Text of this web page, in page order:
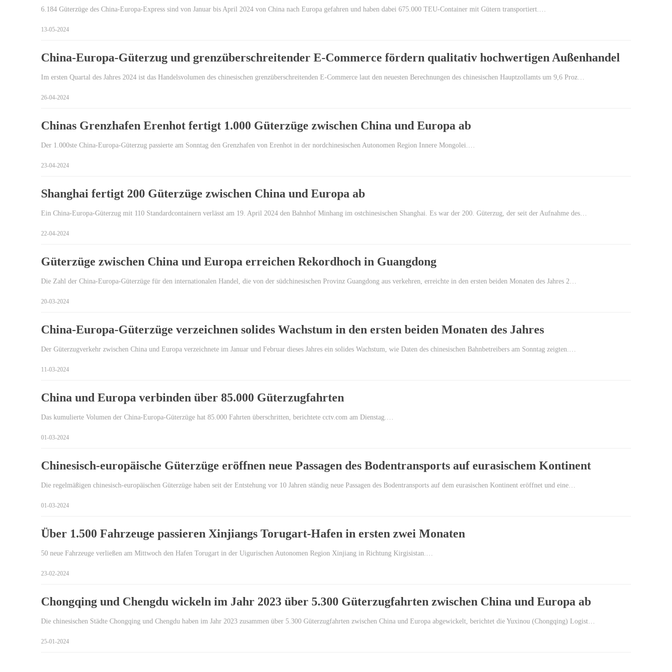
6.184 Güterzüge des China-Europa-Express sind von Januar bis April 2024 von China nach Europa gefahren und haben dabei 675.000 TEU-Container mit Gütern transportiert.…
13-05-2024
China-Europa-Güterzug und grenzüberschreitender E-Commerce fördern qualitativ hochwertigen Außenhandel
Im ersten Quartal des Jahres 2024 ist das Handelsvolumen des chinesischen grenzüberschreitenden E-Commerce laut den neuesten Berechnungen des chinesischen Hauptzollamts um 9,6 Proz…
26-04-2024
Chinas Grenzhafen Erenhot fertigt 1.000 Güterzüge zwischen China und Europa ab
Der 1.000ste China-Europa-Güterzug passierte am Sonntag den Grenzhafen von Erenhot in der nordchinesischen Autonomen Region Innere Mongolei.…
23-04-2024
Shanghai fertigt 200 Güterzüge zwischen China und Europa ab
Ein China-Europa-Güterzug mit 110 Standardcontainern verlässt am 19. April 2024 den Bahnhof Minhang im ostchinesischen Shanghai. Es war der 200. Güterzug, der seit der Aufnahme des…
22-04-2024
Güterzüge zwischen China und Europa erreichen Rekordhoch in Guangdong
Die Zahl der China-Europa-Güterzüge für den internationalen Handel, die von der südchinesischen Provinz Guangdong aus verkehren, erreichte in den ersten beiden Monaten des Jahres 2…
20-03-2024
China-Europa-Güterzüge verzeichnen solides Wachstum in den ersten beiden Monaten des Jahres
Der Güterzugverkehr zwischen China und Europa verzeichnete im Januar und Februar dieses Jahres ein solides Wachstum, wie Daten des chinesischen Bahnbetreibers am Sonntag zeigten.…
11-03-2024
China und Europa verbinden über 85.000 Güterzugfahrten
Das kumulierte Volumen der China-Europa-Güterzüge hat 85.000 Fahrten überschritten, berichtete cctv.com am Dienstag.…
01-03-2024
Chinesisch-europäische Güterzüge eröffnen neue Passagen des Bodentransports auf eurasischem Kontinent
Die regelmäßigen chinesisch-europäischen Güterzüge haben seit der Entstehung vor 10 Jahren ständig neue Passagen des Bodentransports auf dem eurasischen Kontinent eröffnet und eine…
01-03-2024
Über 1.500 Fahrzeuge passieren Xinjiangs Torugart-Hafen in ersten zwei Monaten
50 neue Fahrzeuge verließen am Mittwoch den Hafen Torugart in der Uigurischen Autonomen Region Xinjiang in Richtung Kirgisistan.…
23-02-2024
Chongqing und Chengdu wickeln im Jahr 2023 über 5.300 Güterzugfahrten zwischen China und Europa ab
Die chinesischen Städte Chongqing und Chengdu haben im Jahr 2023 zusammen über 5.300 Güterzugfahrten zwischen China und Europa abgewickelt, berichtet die Yuxinou (Chongqing) Logist…
25-01-2024